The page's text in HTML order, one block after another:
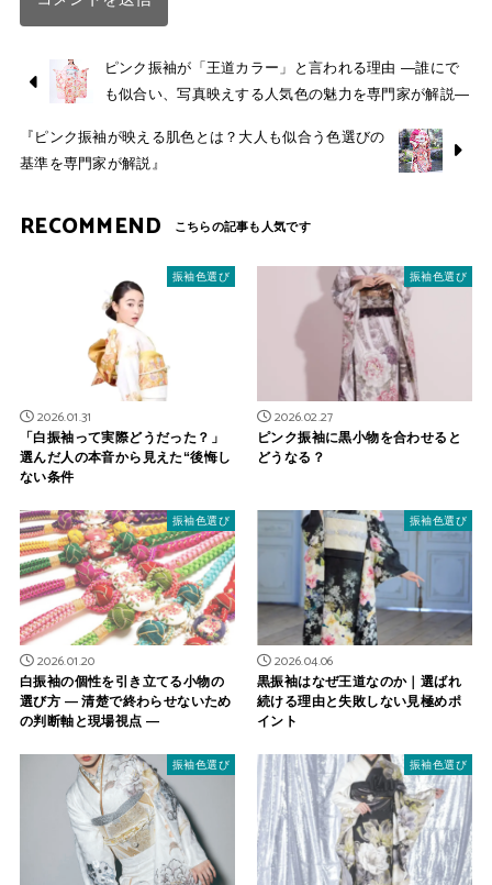
ピンク振袖が「王道カラー」と言われる理由 ―誰にで
も似合い、写真映えする人気色の魅力を専門家が解説―
『ピンク振袖が映える肌色とは？大人も似合う色選びの
基準を専門家が解説』
RECOMMEND
振袖色選び
2026.01.31
「白振袖って実際どうだった？」
選んだ人の本音から見えた“後悔し
ない条件
振袖色選び
2026.02.27
ピンク振袖に黒小物を合わせると
どうなる？
振袖色選び
2026.01.20
白振袖の個性を引き立てる小物の
選び方 ― 清楚で終わらせないため
の判断軸と現場視点 ―
振袖色選び
2026.04.06
黒振袖はなぜ王道なのか｜選ばれ
続ける理由と失敗しない見極めポ
イント
振袖色選び 振袖色選び